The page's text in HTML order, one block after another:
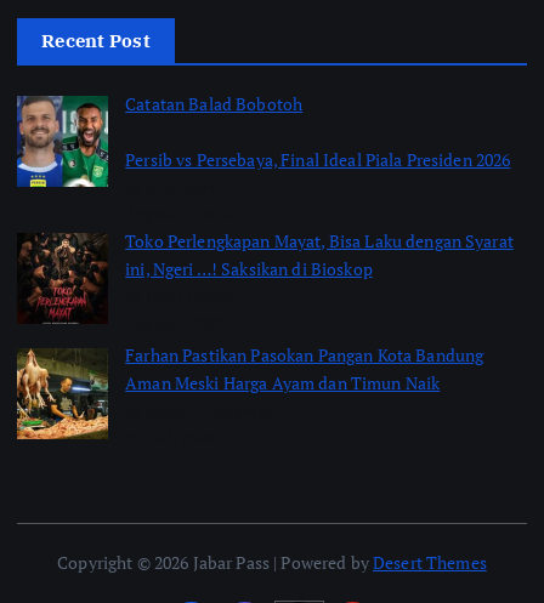
Recent Post
Catatan Balad Bobotoh
Persib vs Persebaya, Final Ideal Piala Presiden 2026
Toko Perlengkapan Mayat, Bisa Laku dengan Syarat
ini, Ngeri …! Saksikan di Bioskop
Farhan Pastikan Pasokan Pangan Kota Bandung
Aman Meski Harga Ayam dan Timun Naik
Copyright © 2026 Jabar Pass | Powered byDesert Themes